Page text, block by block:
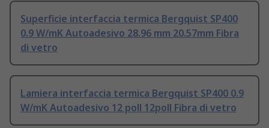
Superficie interfaccia termica Bergquist SP400
0.9 W/mK Autoadesivo 28.96 mm 20.57mm Fibra
di vetro
Lamiera interfaccia termica Bergquist SP400 0.9
W/mK Autoadesivo 12 poll 12poll Fibra di vetro